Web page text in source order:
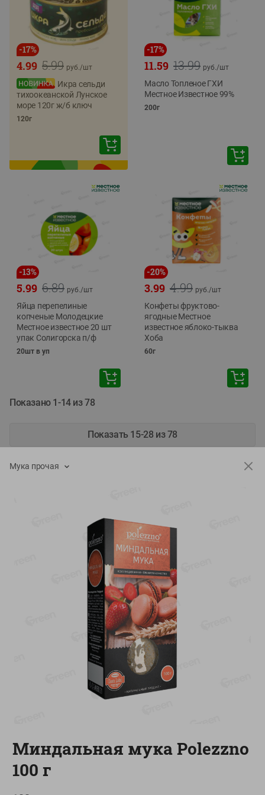
-17%
5.99
4.99 руб./шт
Икра сельди
тихоокеанской Лунское
море 120г ж/б ключ
120г
-17%
13.99
11.59 руб./шт
Масло Топленое ГХИ
Местное Известное 99%
200г
-13%
6.89
5.99 руб./шт
Яйца перепелиные
копченые Молодецкие
Местное известное 20 шт
упак Солигорска п/ф
20шт в уп
-20%
4.99
3.99 руб./шт
Конфеты фруктово-
ягодные Местное
известное яблоко-тыква
Хоба
60г
Показано 1-14 из 78
Показать 15-28 из 78
Настройки файлов cookie
доставкой и бонусной картой
Google
AppGallery
shop@green-market.by
Пишите нам свои вопросы, предложения и комментарии
Мука прочая
Миндальная мука Polezzno
100 г